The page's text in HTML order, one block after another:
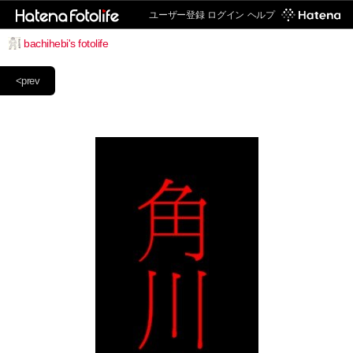
ユーザー登録 ログイン ヘルプ
bachihebi's fotolife
<prev